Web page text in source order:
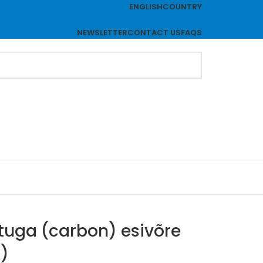
ENGLISHCOUNTRY
NEWSLETTERCONTACT USFAQS
(carbon) esivõre